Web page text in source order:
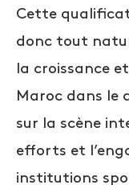
Cette
donc tout
la croissance
Maroc dans le
sur la scène
efforts et
institutions